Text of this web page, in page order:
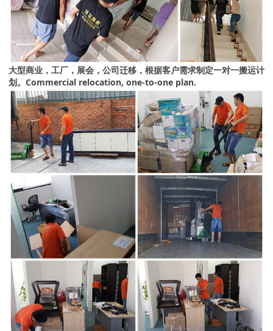
大型商业，工厂，展会，公司迁移，根据客户需求制定一对一搬运计
划。Commercial relocation, one-to-one plan.